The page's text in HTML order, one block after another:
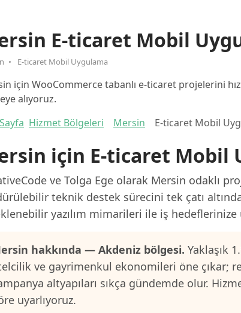
E-ticaret Mobil
E-ticaret Mobil Uygulama
için WooCommerce tabanlı e-ticaret projelerini
alıyoruz.
Hizmet Bölgeleri Mersin E-ticaret Mobil
için E-ticaret Mobil
ve Tolga Ege olarak Mersin odaklı
teknik destek sürecini tek çatı
yazılım mimarileri ile iş
hakkında — Akdeniz bölgesi. Yaklaşık
ve gayrimenkul ekonomileri öne çıkar;
altyapıları sıkça gündemde olur.
uyarlıyoruz.